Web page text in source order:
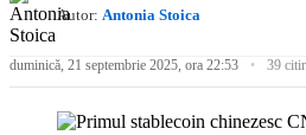
Autor: Antonia Stoica
duminică, 21 septembrie 2025, ora 22:53 39